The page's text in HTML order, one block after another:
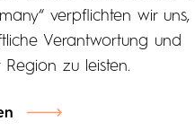
verpflichten wir uns,
Verantwortung und
zu leisten.